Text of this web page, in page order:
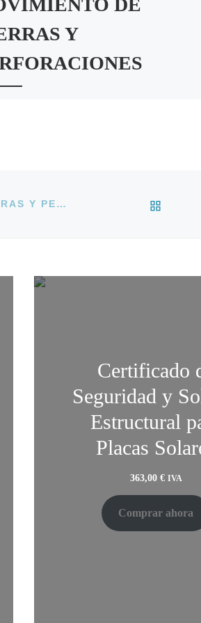
Y
TRABAJOS DEL GRUPO: A MOVIMIENTO DE TIERRAS Y PERFORACIONES
Certificado
Seguridad y
Estructural
Placas
363,00 € IVA
Comprar ahora